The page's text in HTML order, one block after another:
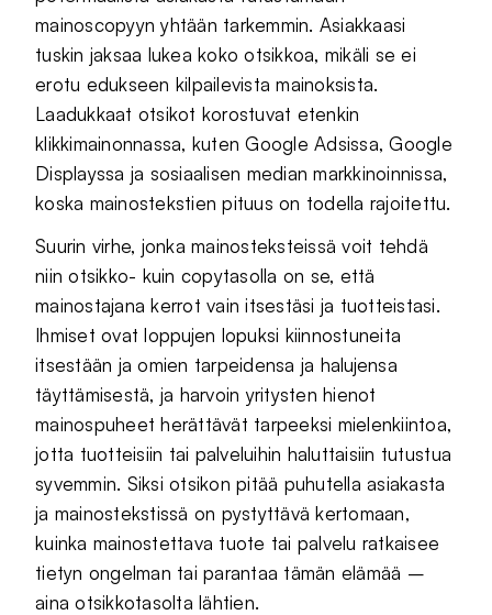
mainoscopyyn yhtään tarkemmin. Asiakkaasi
tuskin jaksaa lukea koko otsikkoa, mikäli se ei
erotu edukseen kilpailevista mainoksista.
Laadukkaat otsikot korostuvat etenkin
klikkimainonnassa, kuten Google Adsissa, Google
Displayssa ja sosiaalisen median markkinoinnissa,
koska mainostekstien pituus on todella rajoitettu.
Suurin virhe, jonka mainosteksteissä voit tehdä
niin otsikko- kuin copytasolla on se, että
mainostajana kerrot vain itsestäsi ja tuotteistasi.
Ihmiset ovat loppujen lopuksi kiinnostuneita
itsestään ja omien tarpeidensa ja halujensa
täyttämisestä, ja harvoin yritysten hienot
mainospuheet herättävät tarpeeksi mielenkiintoa,
jotta tuotteisiin tai palveluihin haluttaisiin tutustua
syvemmin. Siksi otsikon pitää puhutella asiakasta
ja mainostekstissä on pystyttävä kertomaan,
kuinka mainostettava tuote tai palvelu ratkaisee
tietyn ongelman tai parantaa tämän elämää –
aina otsikkotasolta lähtien.